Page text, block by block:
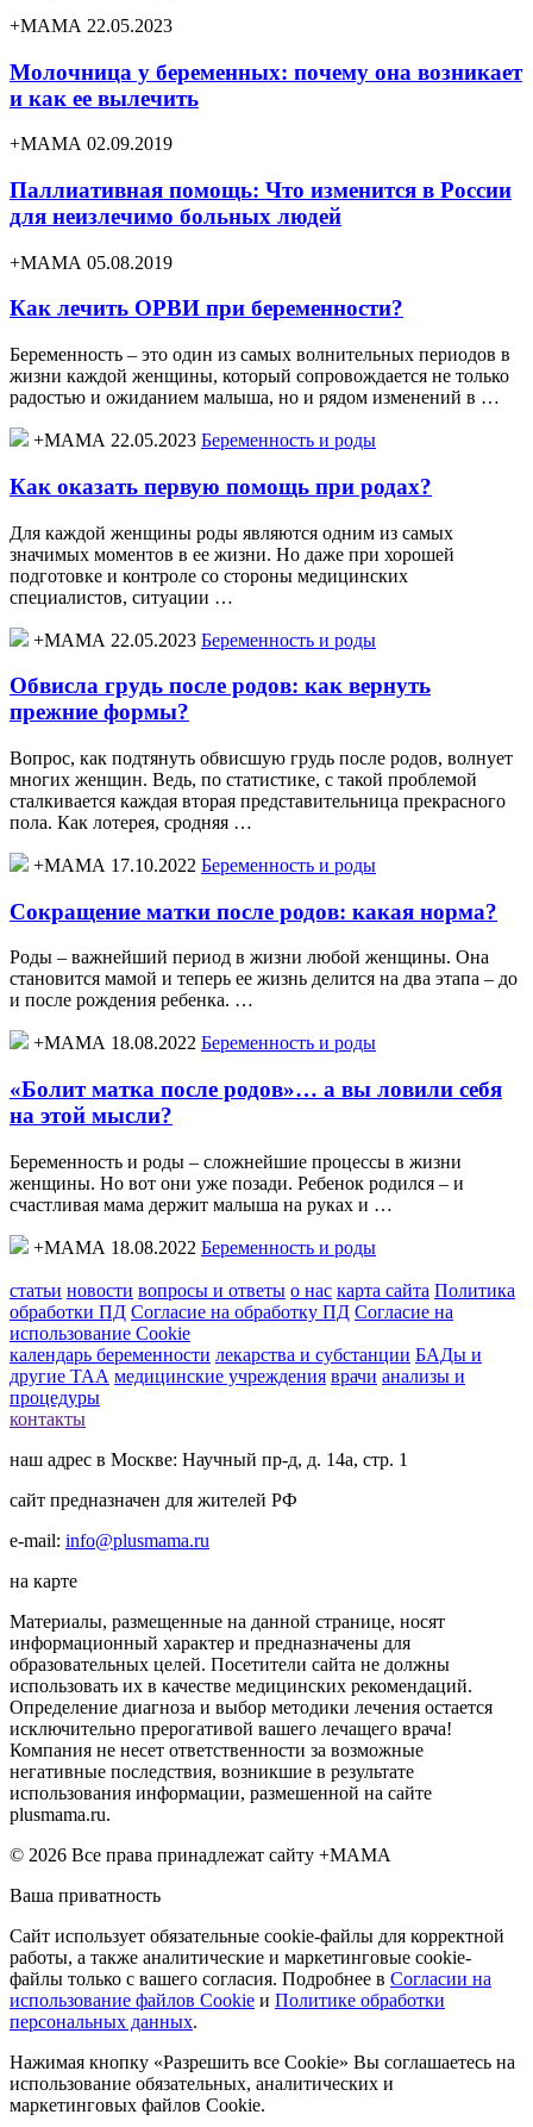
+МАМА 22.05.2023
Молочница у беременных: почему она возникает
и как ее вылечить
+МАМА 02.09.2019
Паллиативная помощь: Что изменится в России
для неизлечимо больных людей
+МАМА 05.08.2019
Как лечить ОРВИ при беременности?
Беременность – это один из самых волнительных периодов в
жизни каждой женщины, который сопровождается не только
радостью и ожиданием малыша, но и рядом изменений в …
+МАМА 22.05.2023 Беременность и роды
Как оказать первую помощь при родах?
Для каждой женщины роды являются одним из самых
значимых моментов в ее жизни. Но даже при хорошей
подготовке и контроле со стороны медицинских
специалистов, ситуации …
+МАМА 22.05.2023 Беременность и роды
Обвисла грудь после родов: как вернуть
прежние формы?
Вопрос, как подтянуть обвисшую грудь после родов, волнует
многих женщин. Ведь, по статистике, с такой проблемой
сталкивается каждая вторая представительница прекрасного
пола. Как лотерея, сродняя …
+МАМА 17.10.2022 Беременность и роды
Сокращение матки после родов: какая норма?
Роды – важнейший период в жизни любой женщины. Она
становится мамой и теперь ее жизнь делится на два этапа – до
и после рождения ребенка. …
+МАМА 18.08.2022 Беременность и роды
«Болит матка после родов»… а вы ловили себя
на этой мысли?
Беременность и роды – сложнейшие процессы в жизни
женщины. Но вот они уже позади. Ребенок родился – и
счастливая мама держит малыша на руках и …
+МАМА 18.08.2022 Беременность и роды
статьи новости вопросы и ответы о нас карта сайта Политика
обработки ПД Согласие на обработку ПД Согласие на
использование Cookie
календарь беременности лекарства и субстанции БАДы и
другие ТАА медицинские учреждения врачи анализы и
процедуры
контакты
наш адрес в Москве: Научный пр-д, д. 14а, стр. 1
сайт предназначен для жителей РФ
e-mail: info@plusmama.ru
на карте
Материалы, размещенные на данной странице, носят
информационный характер и предназначены для
образовательных целей. Посетители сайта не должны
использовать их в качестве медицинских рекомендаций.
Определение диагноза и выбор методики лечения остается
исключительно прерогативой вашего лечащего врача!
Компания не несет ответственности за возможные
негативные последствия, возникшие в результате
использования информации, размешенной на сайте
plusmama.ru.
© 2026 Все права принадлежат сайту +МАМА
Ваша приватность
Сайт использует обязательные cookie-файлы для корректной
работы, а также аналитические и маркетинговые cookie-
файлы только с вашего согласия. Подробнее в Согласии на
использование файлов Cookie и Политике обработки
персональных данных.
Нажимая кнопку «Разрешить все Cookie» Вы соглашаетесь на
использование обязательных, аналитических и
маркетинговых файлов Cookie.